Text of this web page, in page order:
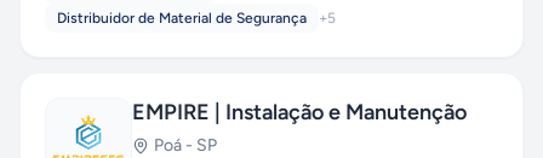
Distribuidor de Material de Segurança
+5
EMPIRE | Instalação e Manutenção
Poá - SP